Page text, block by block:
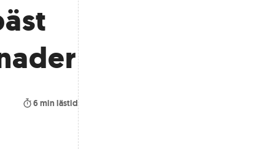
6min lästid